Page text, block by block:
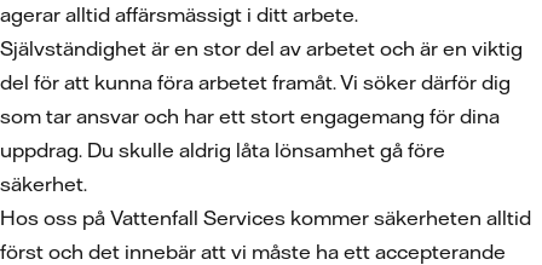
agerar alltid affärsmässigt i ditt arbete.
Självständighet är en stor del av arbetet och är en viktig
del för att kunna föra arbetet framåt. Vi söker därför dig
som tar ansvar och har ett stort engagemang för dina
uppdrag. Du skulle aldrig låta lönsamhet gå före
säkerhet.
Hos oss på Vattenfall Services kommer säkerheten alltid
först och det innebär att vi måste ha ett accepterande